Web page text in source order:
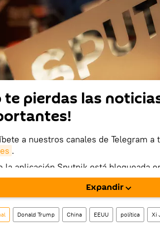
te pierdas las
a nuestros canales de Telegram a
.
la aplicación Sputnik está bloqueada
puedes descargarla e instalarla
Expandir
Donald Trump China EEUU política Xi